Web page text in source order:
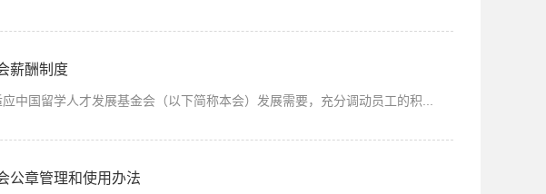
薪酬制度
中国留学人才发展基金会（以下简称本会）发展需要，充分调动员工的积...
公章管理和使用办法